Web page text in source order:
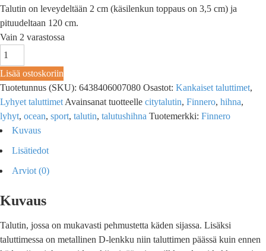
Talutin on leveydeltään 2 cm (käsilenkun toppaus on 3,5 cm) ja
pituudeltaan 120 cm.
Vain 2 varastossa
Lisää ostoskoriin
Tuotetunnus (SKU): 6438406007080 Osastot: Kankaiset taluttimet,
Lyhyet taluttimet Avainsanat tuotteelle citytalutin, Finnero, hihna,
lyhyt, ocean, sport, talutin, talutushihna Tuotemerkki: Finnero
Kuvaus
Lisätiedot
Arviot (0)
Kuvaus
Talutin, jossa on mukavasti pehmustetta käden sijassa. Lisäksi
taluttimessa on metallinen D-lenkku niin taluttimen päässä kuin ennen